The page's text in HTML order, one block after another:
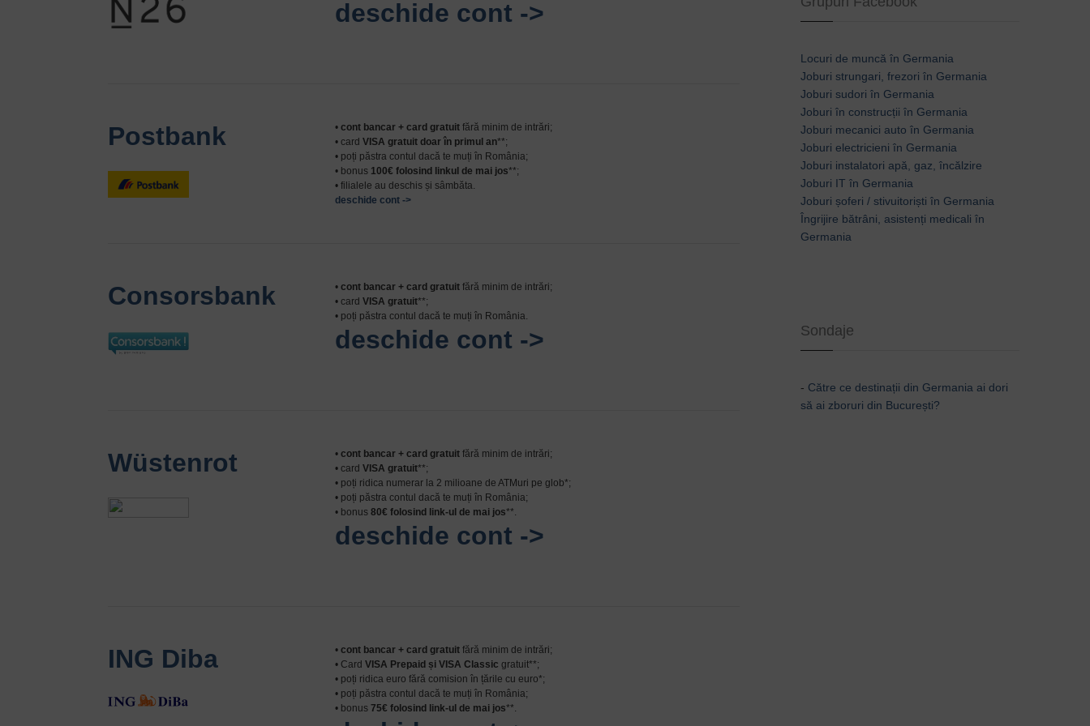
deschide cont ->
Postbank •cont bancar + card gratuitfără minim de intrări;
• card VISA gratuit doar în primul an**;
• poți păstra contul dacă te muți în România;
• bonus 100€ folosind linkul de mai jos**;
• filialele au deschis și sâmbăta.
deschide cont ->
Consorsbank • cont bancar + card gratuitfără minim de intrări;
• card VISA gratuit**;
• poți păstra contul dacă te muți în România.
deschide cont ->
Wüstenrot • cont bancar + card gratuitfără minim de intrări;
• card VISA gratuit**;
• poți ridica numerar la 2 milioane de ATMuri pe glob*;
• poți păstra contul dacă te muți în România;
• bonus 80€ folosind link-ul de mai jos**.
deschide cont ->
ING Diba • cont bancar + card gratuitfără minim de intrări;
• Card VISA Prepaid și VISA Classic gratuit**;
• poți ridica euro fără comision în țările cu euro*;
• poți păstra contul dacă te muți în România;
• bonus 75€ folosind link-ul de mai jos**.
Locuri de muncă în Germania
Joburi strungari, frezori în Germania
Joburi sudori în Germania
Joburi în construcții în Germania
Joburi mecanici auto în Germania
Joburi electricieni în Germania
Joburi instalatori apă, gaz, încălzire
Joburi IT în Germania
Joburi șoferi / stivuitoriști în Germania
Îngrijire bătrâni, asistenți medicali în
Germania
Sondaje
- Către ce destinații din Germania ai dori
să ai zboruri din București?